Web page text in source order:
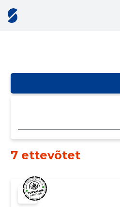
7 ettevõtet